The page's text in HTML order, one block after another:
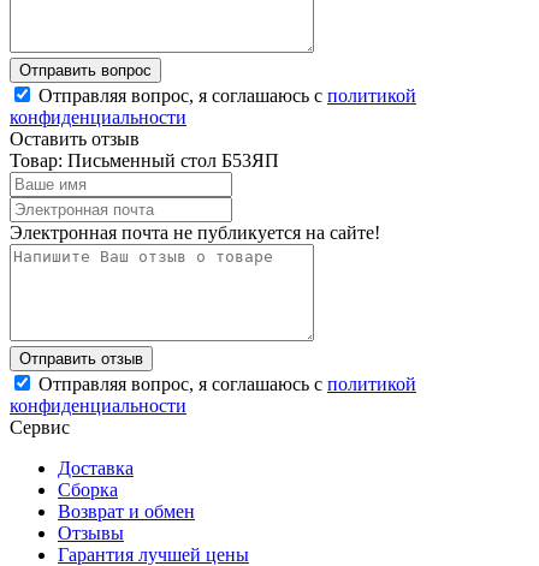
Отправляя вопрос, я соглашаюсь с политикой
конфиденциальности
Оставить отзыв
Товар: Письменный стол Б53ЯП
Электронная почта не публикуется на сайте!
Отправляя вопрос, я соглашаюсь с политикой
конфиденциальности
Сервис
Доставка
Сборка
Возврат и обмен
Отзывы
Гарантия лучшей цены